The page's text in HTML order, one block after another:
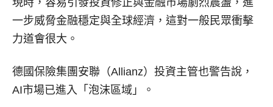
現時，容易引發投資修正與金融市場劇烈震盪，進
一步威脅金融穩定與全球經濟，這對一般民眾衝擊
力道會很大。
德國保險集團安聯（Allianz）投資主管也警告說，
AI市場已進入「泡沫區域」。